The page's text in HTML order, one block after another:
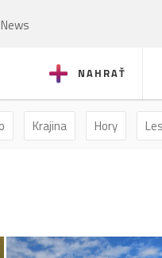
NAHRAŤ
Krajina Hory Les